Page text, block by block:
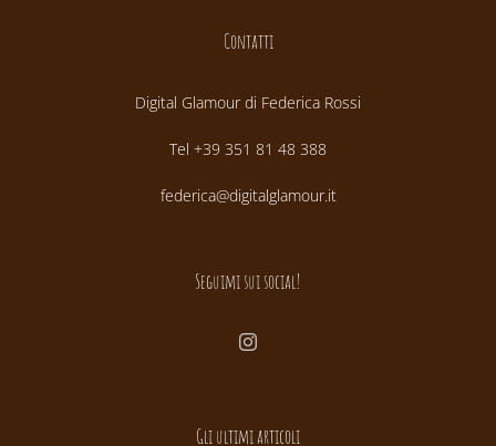
Contatti
Digital Glamour di Federica Rossi
Tel +39 351 81 48 388
federica@digitalglamour.it
Seguimi sui social!
Gli ultimi articoli